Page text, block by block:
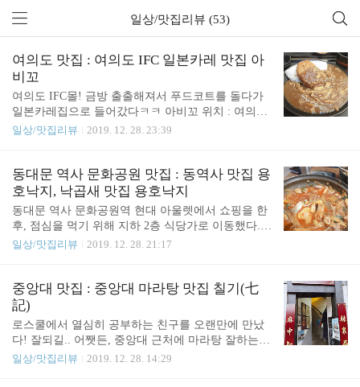
일상/맛집리뷰 (53)
여의도 맛집 : 여의도 IFC 일본카레 맛집 아
비꼬
여의도 IFC몰! 금방 출출해져서 푸드코트를 돌다가
일본카레집으로 들어갔다ㅋㅋ 아비꼬 위치 : 여의도
IFC몰 지하 깔끔한 인테리어 종류는 크게 4가지! 카
하다ㅋㅋ 찍지는 못했는데, 규동 종류도 있다! 요건
카레크림파스타에, 토핑으로 멜팅 치즈를 추가한 녀
석! 카레는 파스타보다 밥이 최고다ㅠ 하야시 라이스
토핑으로 멘치카츠(고기 고로케)를 추가하셨다. 맛있
게 싹싹 비우시는 모습이 보기 좋았다. 생각해보니
싹 비우신 음식 몇 개 없는 것 같은데 카레를 좋아하
일상/맛집리뷰 2019. 12. 28. 23:39
동대문 역사 문화공원 맛집 : 동역사 맛집 용
호낙지, 낙곱새 맛집 용호낙지
동대문 역사 문화공원역 현대 아울렛에서 쇼핑을 한
후, 점심을 먹기 위해 지하 2층 식당가로 이동했다.
수요미식회라는 간판으로 눈길을 끈 낙곱새집, 용호
가 싶다;앞치마는 기본제공.술도 팔긴한다ㅋㅋ깔-끔
주방도 깔끔하고 좋다!이것저것 많은데, 사실 낙곱새
밖에 시킬 생각이 안든다ㅋㅋ군침고이는 메뉴들.세
트도 있다.낙지만두는 좀 궁금하긴하다ㅋㅋㅋㅋ 김
치가 중국산인게 웃기다ㅋㅋ기본찬. 계란찜 더 먹을
걸 싶다.잠시 기다리면 알아서 저으러 와 주신다.발
일상/맛집리뷰 2019. 12. 28. 21:17
중앙대 맛집 : 중앙대 마라탕 맛집 칠기(七
記)
로스쿨에서 열심히 공부하는 친구를 오랜만에 만났
다! 잘되길.. 어쨋든, 중앙대 근처에 마라탕 잘하는
곳이 있다길래 친구 소개로 들른 곳을 소개할까 한
일상/맛집리뷰 2019. 12. 28. 14:29